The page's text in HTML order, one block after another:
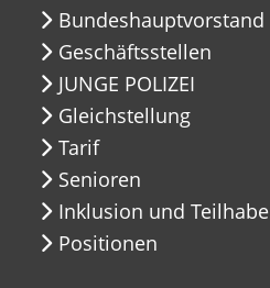
Bundeshauptvorstand
Geschäftsstellen
JUNGE POLIZEI
Gleichstellung
Tarif
Senioren
Inklusion und Teilhabe
Positionen